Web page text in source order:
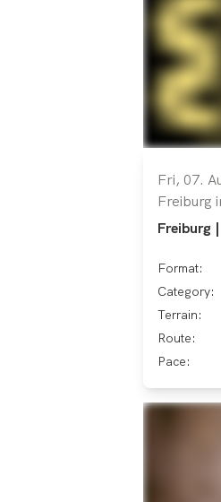
Fri, 07.
Freiburg
Freiburg
Format:
Category:
Terrain:
Route:
Pace: